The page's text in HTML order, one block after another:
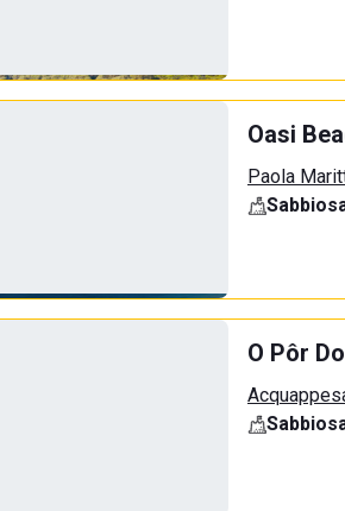
Oasi
Paola
O Pôr